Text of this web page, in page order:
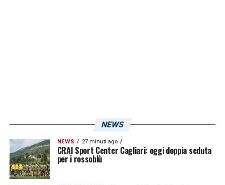
NEWS
NEWS 27 minuti ago
CRAI Sport Center Cagliari: oggi doppia seduta
per i rossoblù